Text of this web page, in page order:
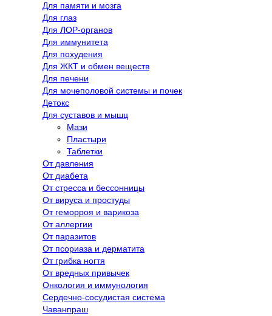
Для памяти и мозга
Для глаз
Для ЛОР-органов
Для иммунитета
Для похудения
Для ЖКТ и обмен веществ
Для печени
Для мочеполовой системы и почек
Детокс
Для суставов и мышц
Мази
Пластыри
Таблетки
От давления
От диабета
От стресса и бессонницы
От вируса и простуды
От геморроя и варикоза
От аллергии
От паразитов
От псориаза и дерматита
От грибка ногтя
От вредных привычек
Онкология и иммунология
Сердечно-сосудистая система
Чаванпраш